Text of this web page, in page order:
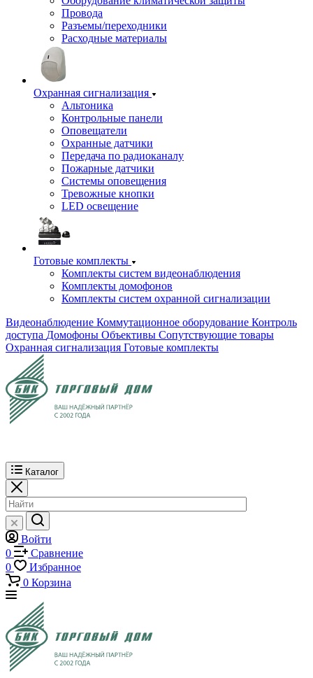
Провода
Разъемы/переходники
Расходные материалы
Охранная сигнализация
Альтоника
Контрольные панели
Оповещатели
Охранные датчики
Передача по радиоканалу
Пожарные датчики
Системы оповещения
Тревожные кнопки
LED освещение
Готовые комплекты
Комплекты систем видеонаблюдения
Комплекты домофонов
Комплекты систем охранной сигнализации
Видеонаблюдение Коммутационное оборудование Контроль
доступа Домофоны Объективы Сопутствующие товары
Охранная сигнализация Готовые комплекты
Каталог
Войти
0
Сравнение
0
Избранное
0 Корзина